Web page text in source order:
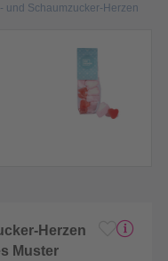
und Schaumzucker-Herzen
Herzen
Muster